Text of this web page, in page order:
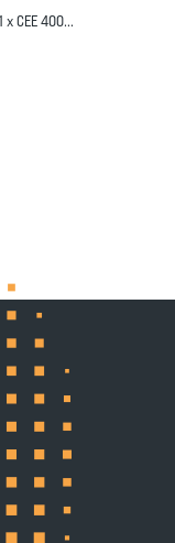
x CEE 400…